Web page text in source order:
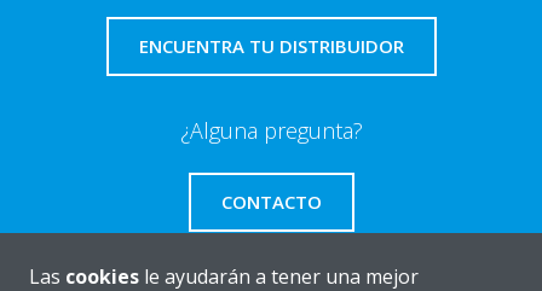
ENCUENTRA TU DISTRIBUIDOR
¿Alguna pregunta?
CONTACTO
Las cookies le ayudarán a tener una mejor